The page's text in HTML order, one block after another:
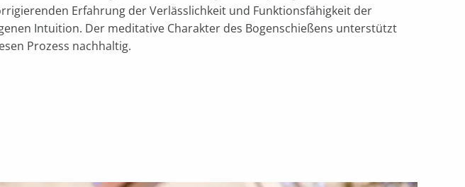
Erfahrung der Verlässlichkeit und Funktionsfähigkeit der
Intuition. Der meditative Charakter des Bogenschießens unterstützt
Prozess nachhaltig.